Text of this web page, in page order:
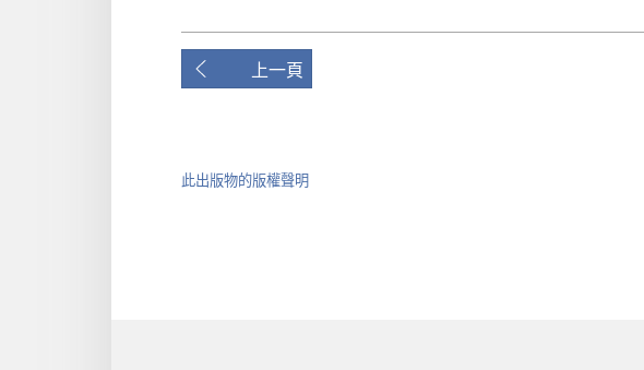
上一頁
此出版物的版權聲明